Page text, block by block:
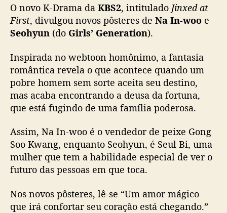
n
-
,
K
-
D
r
m
a
J
x
e
O novo K-Drama da KBS2, intitulado Jinxed at
First, divulgou novos pôsteres de Na In-woo e
Seohyun (do Girls’ Generation).
Inspirada no webtoon homônimo, a fantasia
romântica revela o que acontece quando um
pobre homem sem sorte aceita seu destino,
mas acaba encontrando a deusa da fortuna,
que está fugindo de uma família poderosa.
Assim, Na In-woo é o vendedor de peixe Gong
Soo Kwang, enquanto Seohyun, é Seul Bi, uma
mulher que tem a habilidade especial de ver o
futuro das pessoas em que toca.
Nos novos pôsteres, lê-se “Um amor mágico
que irá confortar seu coração está chegando.”